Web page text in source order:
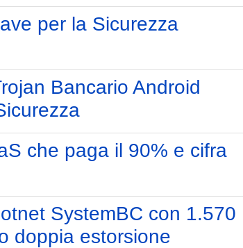
per la Sicurezza
Bancario Android
che paga il 90% e cifra
SystemBC con 1.570
doppia estorsione